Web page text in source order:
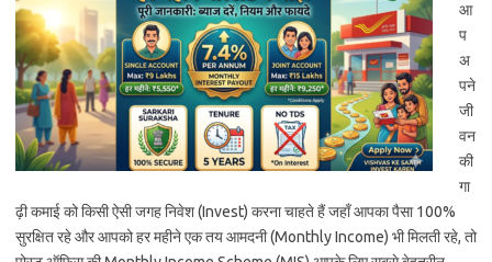
आ
प
अ
पने
जी
वन
की
गा
ढ़ी कमाई को किसी ऐसी जगह निवेश (Invest) करना चाहते हैं जहाँ आपका पैसा 100%
सुरक्षित रहे और आपको हर महीने एक तय आमदनी (Monthly Income) भी मिलती रहे, तो